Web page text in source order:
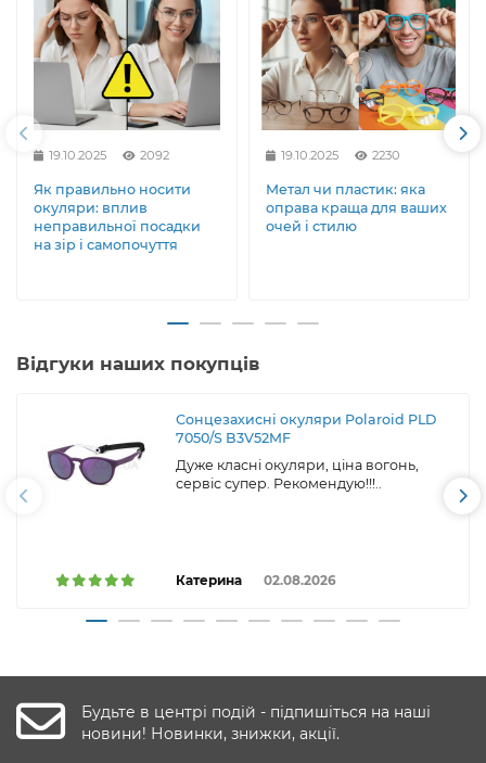
19.10.2025 2092
Як правильно носити
окуляри: вплив
неправильної посадки
на зір і самопочуття
19.10.2025 2230
Метал чи пластик: яка
оправа краща для ваших
очей і стилю
Відгуки наших покупців
Сонцезахисні окуляри Polaroid PLD
7050/S B3V52MF
Дуже класні окуляри, ціна вогонь,
сервіс супер. Рекомендую!!!..
Катерина 02.08.2026
Будьте в центрі подій - підпишіться на наші
новини! Новинки, знижки, акції.